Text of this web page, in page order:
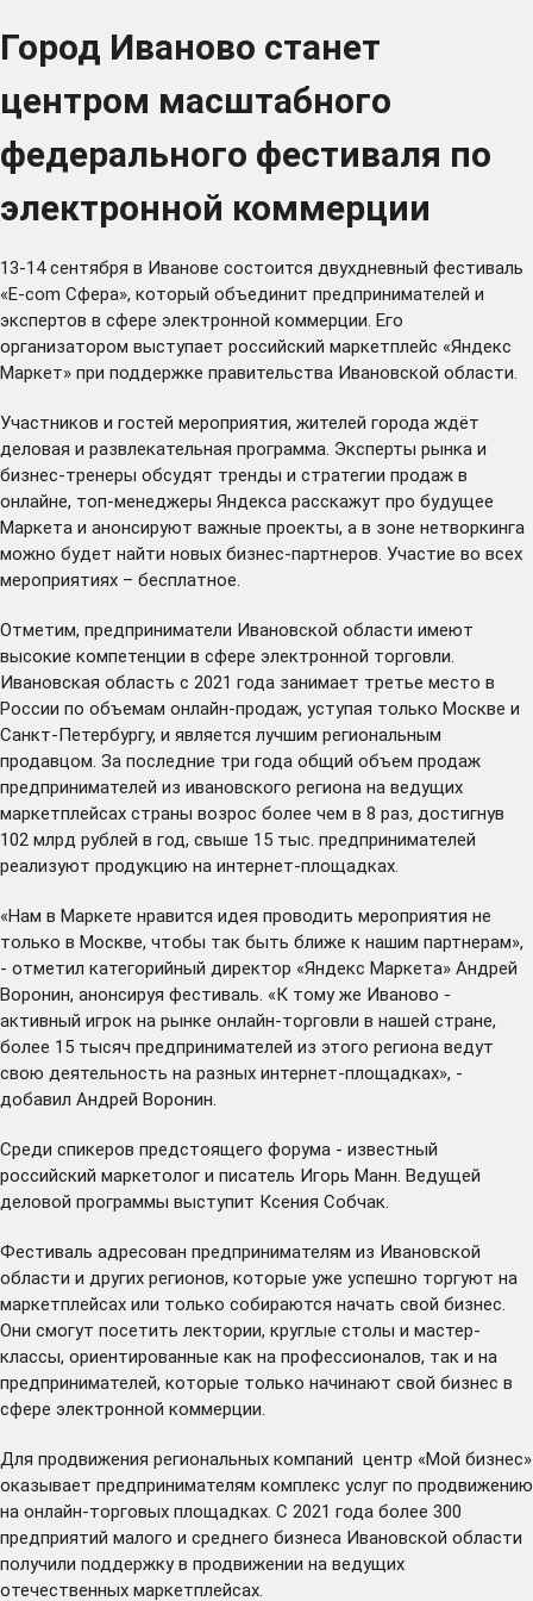
Город Иваново станет
центром масштабного
федерального фестиваля по
электронной коммерции
13-14 сентября в Иванове состоится двухдневный фестиваль
«E-com Сфера», который объединит предпринимателей и
экспертов в сфере электронной коммерции. Его
организатором выступает российский маркетплейс «Яндекс
Маркет» при поддержке правительства Ивановской области.
Участников и гостей мероприятия, жителей города ждёт
деловая и развлекательная программа. Эксперты рынка и
бизнес-тренеры обсудят тренды и стратегии продаж в
онлайне, топ-менеджеры Яндекса расскажут про будущее
Маркета и анонсируют важные проекты, а в зоне нетворкинга
можно будет найти новых бизнес-партнеров. Участие во всех
мероприятиях – бесплатное.
Отметим, предприниматели Ивановской области имеют
высокие компетенции в сфере электронной торговли.
Ивановская область с 2021 года занимает третье место в
России по объемам онлайн-продаж, уступая только Москве и
Санкт-Петербургу, и является лучшим региональным
продавцом. За последние три года общий объем продаж
предпринимателей из ивановского региона на ведущих
маркетплейсах страны возрос более чем в 8 раз, достигнув
102 млрд рублей в год, свыше 15 тыс. предпринимателей
реализуют продукцию на интернет-площадках.
«Нам в Маркете нравится идея проводить мероприятия не
только в Москве, чтобы так быть ближе к нашим партнерам»,
- отметил категорийный директор «Яндекс Маркета» Андрей
Воронин, анонсируя фестиваль. «К тому же Иваново -
активный игрок на рынке онлайн-торговли в нашей стране,
более 15 тысяч предпринимателей из этого региона ведут
свою деятельность на разных интернет-площадках», -
добавил Андрей Воронин.
Среди спикеров предстоящего форума - известный
российский маркетолог и писатель Игорь Манн. Ведущей
деловой программы выступит Ксения Собчак.
Фестиваль адресован предпринимателям из Ивановской
области и других регионов, которые уже успешно торгуют на
маркетплейсах или только собираются начать свой бизнес.
Они смогут посетить лектории, круглые столы и мастер-
классы, ориентированные как на профессионалов, так и на
предпринимателей, которые только начинают свой бизнес в
сфере электронной коммерции.
Для продвижения региональных компаний центр «Мой бизнес»
оказывает предпринимателям комплекс услуг по продвижению
на онлайн-торговых площадках. С 2021 года более 300
предприятий малого и среднего бизнеса Ивановской области
получили поддержку в продвижении на ведущих
отечественных маркетплейсах.